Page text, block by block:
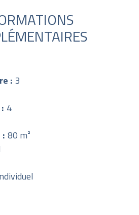
: 3
4
80 m²